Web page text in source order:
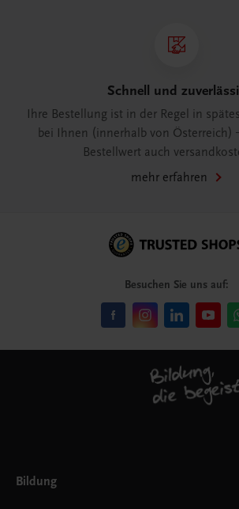
Schnell und
Ihre Bestellung ist in der Regel in
bei Ihnen (innerhalb von Österreich)
Bestellwert auch
mehr erfahren
Besuchen Sie uns auf:
Bildung